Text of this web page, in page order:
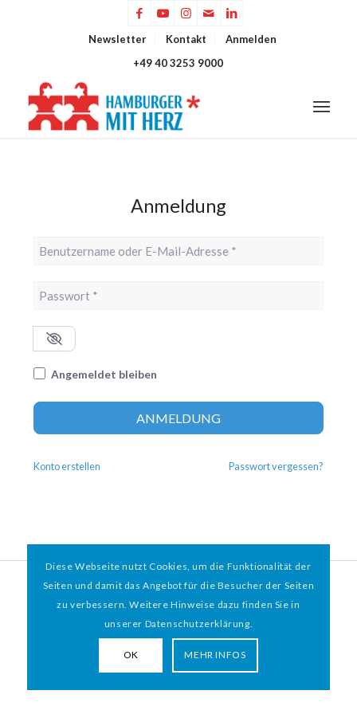
Newsletter Kontakt
Anmelden
+49 40 3253 9000
Anmeldung
Benutzername oder E-Mail-Adresse
Passwort *
Angemeldet bleiben
ANMELDUNG
Konto erstellen Passwort vergessen?
© 2026 HAMBURGER*MIT HERZ e.V. | WEBDESIGN BY WEBIGAMI
Diese Webseite nutzt Cookies, um die Funktionalität der
Seiten und damit das Angebot für die Besucher der Seiten
zu verbessern. Weitere Hinweise dazu finden Sie in
unserer Datenschutzerklärung.
OK MEHR INFOS